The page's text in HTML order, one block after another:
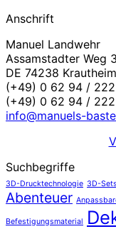
Anschrift
Manuel Landwehr
Assamstadter Weg
DE 74238 Krautheim
(+49) 0 62 94 /
(+49) 0 62 94 /
info@manuels-
Suchbegriffe
3D-Drucktechnologie 3D-
Abenteuer
Befestigungsmaterial